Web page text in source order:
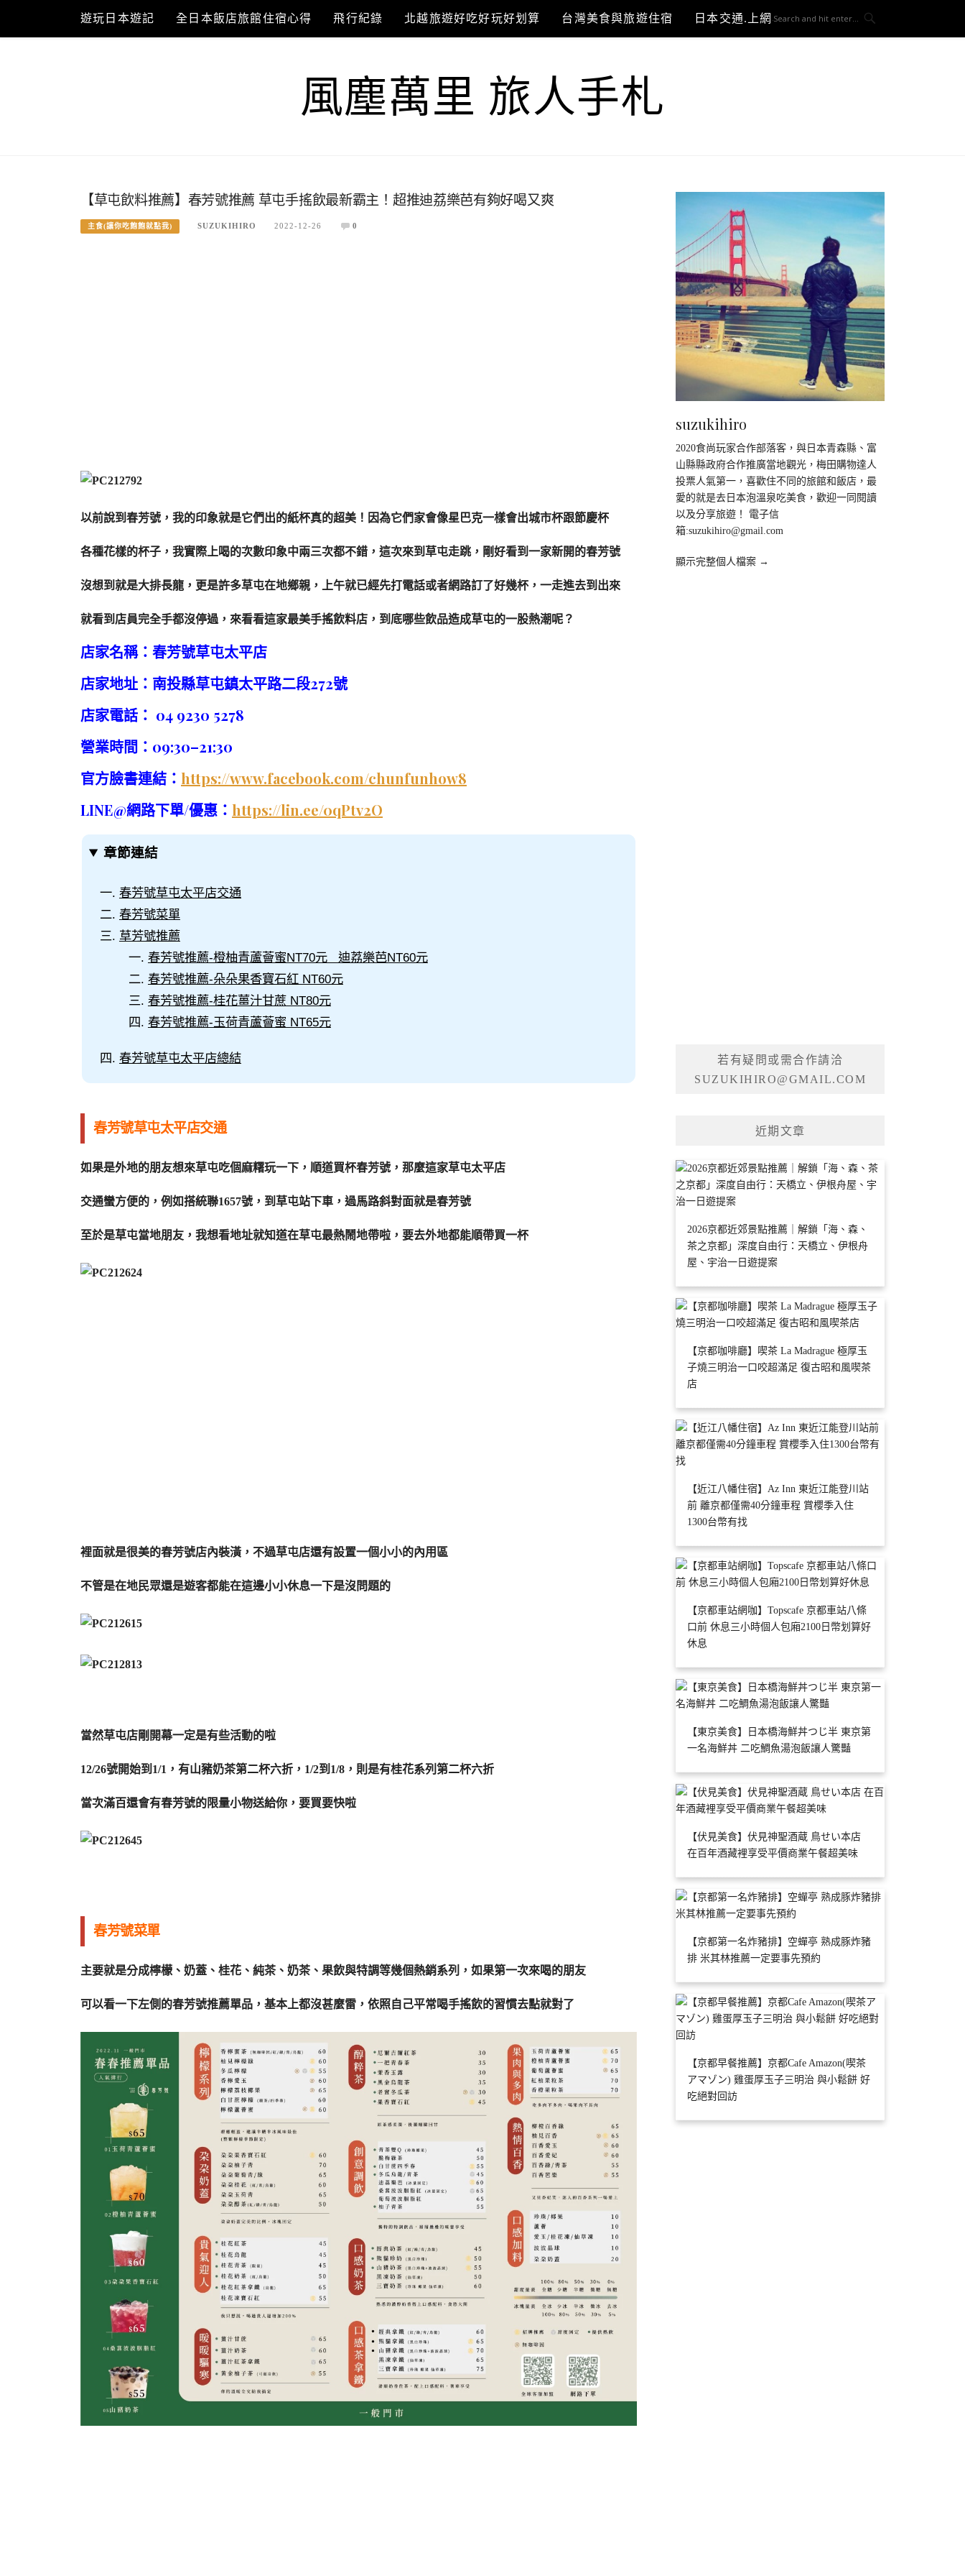
content
遊玩日本遊記 全日本飯店旅館住宿心得 飛行紀錄 北越旅遊好吃好玩好划算 台灣美食與旅遊住宿 日本交通.上網與3C開箱
風塵萬里 旅人手札
【草屯飲料推薦】春芳號推薦 草屯手搖飲最新霸主！超推迪荔樂芭有夠好喝又爽
主食(讓你吃飽飽就點我) SUZUKIHIRO 2022-12-26 0
以前說到春芳號，我的印象就是它們出的紙杯真的超美！因為它們家會像星巴克一樣會出城市杯跟節慶杯
各種花樣的杯子，我實際上喝的次數印象中兩三次都不錯，這次來到草屯走跳，剛好看到一家新開的春芳號
沒想到就是大排長龍，更是許多草屯在地鄉親，上午就已經先打電話或者網路訂了好幾杯，一走進去到出來
就看到店員完全手都沒停過，來看看這家最美手搖飲料店，到底哪些飲品造成草屯的一股熱潮呢？
店家名稱：春芳號草屯太平店
店家地址：南投縣草屯鎮太平路二段272號
店家電話： 04 9230 5278
營業時間：09:30–21:30
官方臉書連結： https://www.facebook.com/chunfunhow8
LINE@網路下單/優惠： https://lin.ee/0qPtv2O
章節連結
春芳號草屯太平店交通
春芳號菜單
草芳號推薦
春芳號推薦-橙柚青蘆薈蜜NT70元 迪荔樂芭NT60元
春芳號推薦-朵朵果香寶石紅 NT60元
春芳號推薦-桂花薑汁甘蔗 NT80元
春芳號推薦-玉荷青蘆薈蜜 NT65元
春芳號草屯太平店總結
春芳號草屯太平店交通
如果是外地的朋友想來草屯吃個麻糬玩一下，順道買杯春芳號，那麼這家草屯太平店
交通蠻方便的，例如搭統聯1657號，到草屯站下車，過馬路斜對面就是春芳號
至於是草屯當地朋友，我想看地址就知道在草屯最熱鬧地帶啦，要去外地都能順帶買一杯
裡面就是很美的春芳號店內裝潢，不過草屯店還有設置一個小小的內用區
不管是在地民眾還是遊客都能在這邊小小休息一下是沒問題的
當然草屯店剛開幕一定是有些活動的啦
12/26號開始到1/1，有山豬奶茶第二杯六折，1/2到1/8，則是有桂花系列第二杯六折
當次滿百還會有春芳號的限量小物送給你，要買要快啦
春芳號菜單
主要就是分成檸檬、奶蓋、桂花、純茶、奶茶、果飲與特調等幾個熱銷系列，如果第一次來喝的朋友
可以看一下左側的春芳號推薦單品，基本上都沒甚麼雷，依照自己平常喝手搖飲的習慣去點就對了
suzukihiro
2020食尚玩家合作部落客，與日本青森縣、富
山縣縣政府合作推廣當地觀光，梅田購物達人
投票人氣第一，喜歡住不同的旅館和飯店，最
愛的就是去日本泡溫泉吃美食，歡迎一同閱讀
以及分享旅遊！ 電子信
箱:suzukihiro@gmail.com
顯示完整個人檔案 →
若有疑問或需合作請洽
SUZUKIHIRO@GMAIL.COM
近期文章
2026京都近郊景點推薦｜解鎖「海、森、
茶之京都」深度自由行：天橋立、伊根舟
屋、宇治一日遊提案
【京都咖啡廳】喫茶 La Madrague 極厚玉
子燒三明治一口咬超滿足 復古昭和風喫茶
店
【近江八幡住宿】Az Inn 東近江能登川站
前 離京都僅需40分鐘車程 賞櫻季入住
1300台幣有找
【京都車站網咖】Topscafe 京都車站八條
口前 休息三小時個人包廂2100日幣划算好
休息
【東京美食】日本橋海鮮丼つじ半 東京第
一名海鮮丼 二吃鯛魚湯泡飯讓人驚豔
【伏見美食】伏見神聖酒蔵 鳥せい本店
在百年酒藏裡享受平價商業午餐超美味
【京都第一名炸豬排】空蟬亭 熟成豚炸豬
排 米其林推薦一定要事先預約
【京都早餐推薦】京都Cafe Amazon(喫茶
アマゾン) 雞蛋厚玉子三明治 與小鬆餅 好
吃絕對回訪